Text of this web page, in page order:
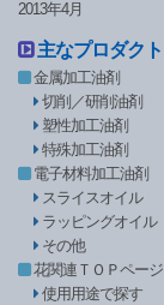
2013年4月
主なプロダクト
金属加工油剤
切削／研削油剤
塑性加工油剤
特殊加工油剤
電子材料加工油剤
スライスオイル
ラッピングオイル
その他
花関連ＴＯＰページ
使用用途で探す